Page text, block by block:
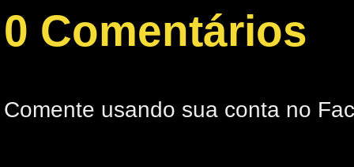
0 Comentários
Comente usando sua conta no